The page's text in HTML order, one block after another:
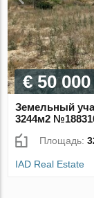
€ 50 000
Земельный
3244м2
Площадь:
IAD Real Estate